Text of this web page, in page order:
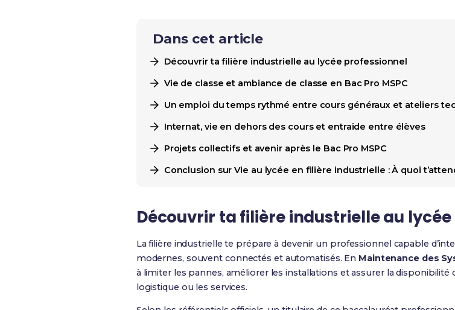
Dans cet article
Découvrir ta filière industrielle au lycée professionnel
Vie de classe et ambiance de classe en Bac Pro MSPC
Un emploi du temps rythmé entre cours généraux et ateliers
Internat, vie en dehors des cours et entraide entre élèves
Projets collectifs et avenir après le Bac Pro MSPC
Conclusion sur Vie au lycée en filière industrielle : À quoi
Découvrir ta filière industrielle au
La filière industrielle te prépare à devenir un professionnel capable
modernes, souvent connectés et automatisés. En Maintenance des
à limiter les pannes, améliorer les installations et assurer la disponibilité
logistique ou les services.